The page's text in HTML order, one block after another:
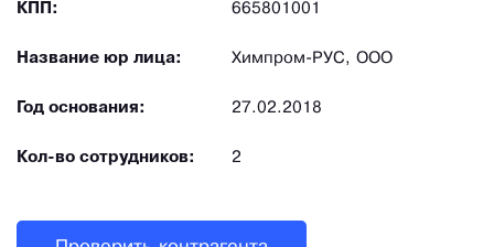
КПП: 665801001
Название юр лица: Химпром-РУС, ООО
Год основания: 27.02.2018
Кол-во сотрудников: 2